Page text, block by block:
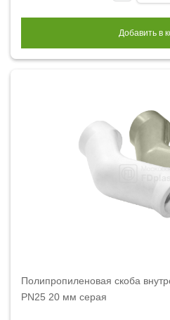
Добавить в
Полипропиленовая скоба
PN25 20 мм серая